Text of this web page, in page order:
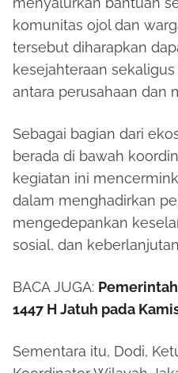
komunitas ojol dan
tersebut diharapkan
kesejahteraan
antara perusahaan dan
Sebagai bagian dari
berada di bawah
kegiatan ini
dalam menghadirkan
mengedepankan
sosial, dan
BACA JUGA:
1447 H Jatuh pada
Sementara itu, Dodi,